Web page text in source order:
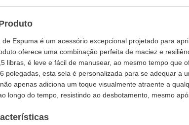
de Espuma é um acessório excepcional projetado para
oferece uma combinação perfeita de maciez e
libras, é leve e fácil de manusear, ao mesmo tempo
polegadas, esta sela é personalizada para se adequar a
apenas adiciona um toque visualmente atraente a
longo do tempo, resistindo ao desbotamento, mesmo